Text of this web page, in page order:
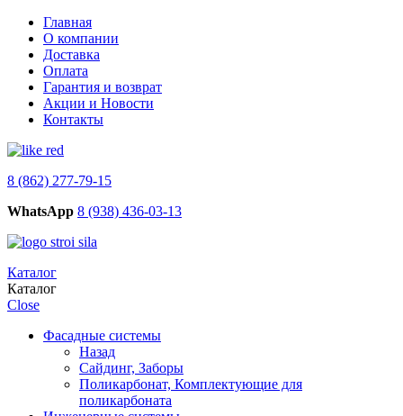
Главная
О компании
Доставка
Оплата
Гарантия и возврат
Акции и Новости
Контакты
8 (862) 277-79-15
WhatsApp 8 (938) 436-03-13
Каталог
Каталог
Close
Фасадные системы
Назад
Сайдинг, Заборы
Поликарбонат, Комплектующие для
поликарбоната